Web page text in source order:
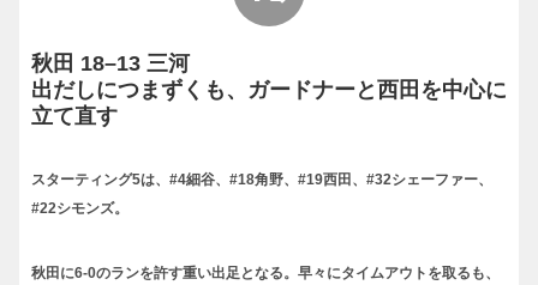
秋田 18–13 三河
出だしにつまずくも、ガードナーと西田を中心に
立て直す
スターティング5は、#4細谷、#18角野、#19西田、#32シェーファー、
#22シモンズ。
秋田に6-0のランを許す重い出足となる。早々にタイムアウトを取るも、